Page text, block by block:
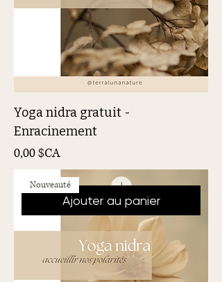
Yoga nidra gratuit -
Enracinement
Prix
0,00 $CA
Ajouter au panier
Nouveauté